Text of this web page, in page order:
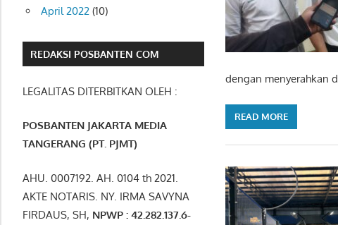
dengan menyerahkan
READ MORE
April 2022(10)
REDAKSI POSBANTEN COM
LEGALITAS DITERBITKAN OLEH :
POSBANTEN JAKARTA MEDIA
TANGERANG (PT. PJMT)
AHU. 0007192. AH. 0104 th 2021.
AKTE NOTARIS. NY. IRMA SAVYNA
FIRDAUS, SH, NPWP : 42. 282 .137.6-